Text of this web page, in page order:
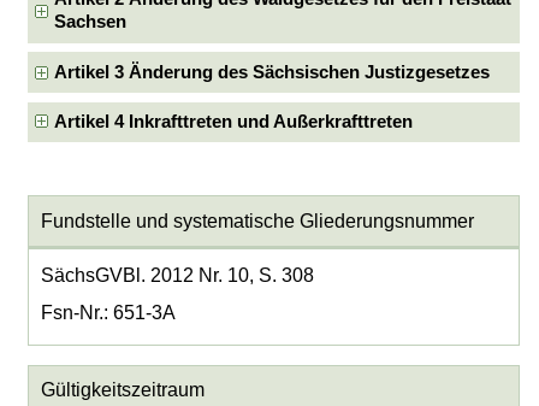
Sachsen
Artikel 3 Änderung des Sächsischen Justizgesetzes
Artikel 4 Inkrafttreten und Außerkrafttreten
Fundstelle und systematische Gliederungsnummer
SächsGVBl. 2012 Nr. 10, S. 308
Fsn-Nr.: 651-3A
Gültigkeitszeitraum